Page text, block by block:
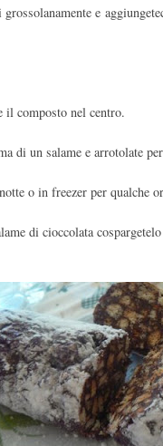
e
il composto nel centro.
di un salame e arrotolate
o in freezer per qualche
di cioccolata